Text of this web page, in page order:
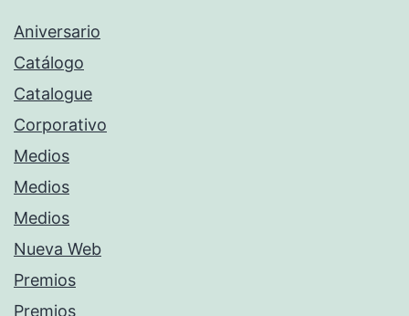
Aniversario
Catálogo
Catalogue
Corporativo
Medios
Medios
Medios
Nueva Web
Premios
Premios